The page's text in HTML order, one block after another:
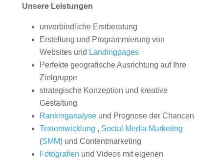
Unsere Leistungen
unverbindliche Erstberatung
Erstellung und Programmierung von
Websites und Landingpages
Perfekte geografische Ausrichtung auf Ihre
Zielgruppe
strategische Konzeption und kreative
Gestaltung
Rankinganalyseund Prognose der Chancen
Textentwicklung , Social Media Marketing
(SMM) und Contentmarketing
Fotografien und Videos mit eigenen